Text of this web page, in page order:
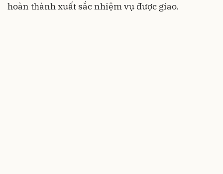
hoàn thành xuất sắc nhiệm vụ được giao.